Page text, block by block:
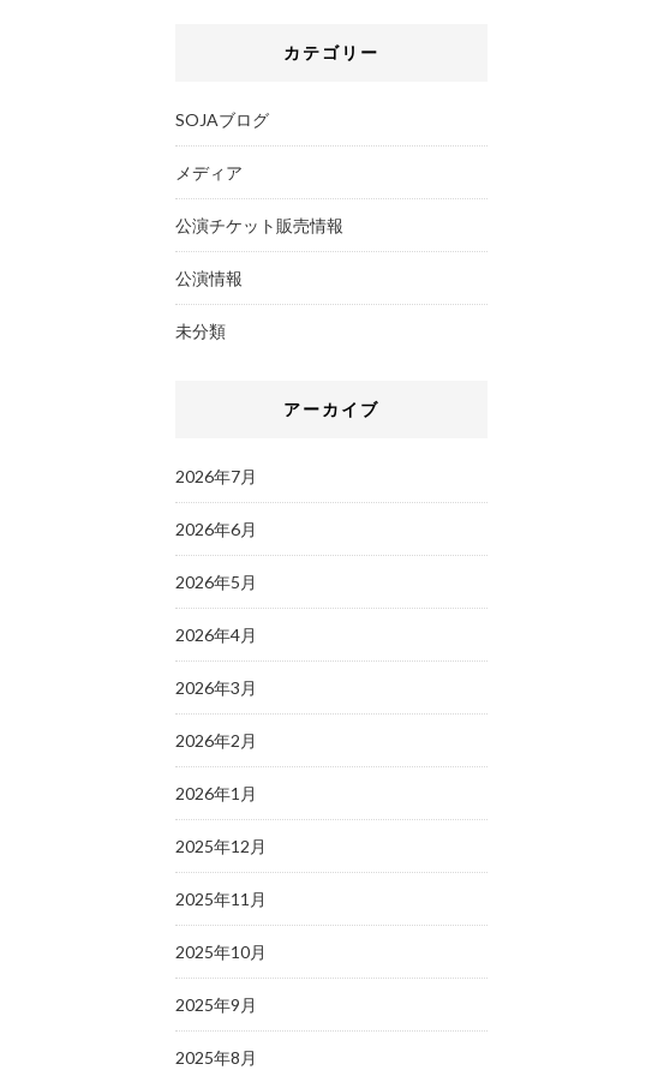
カテゴリー
SOJAブログ
メディア
公演チケット販売情報
公演情報
未分類
アーカイブ
2026年7月
2026年6月
2026年5月
2026年4月
2026年3月
2026年2月
2026年1月
2025年12月
2025年11月
2025年10月
2025年9月
2025年8月